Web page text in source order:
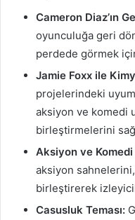
Cameron Diaz’ın
oyunculuğa geri
perdede görmek
Jamie Foxx ile
projelerindeki
aksiyon ve komedi
birleştirmelerini
Aksiyon ve Komedi
aksiyon
birleştirerek
Casusluk Teması: